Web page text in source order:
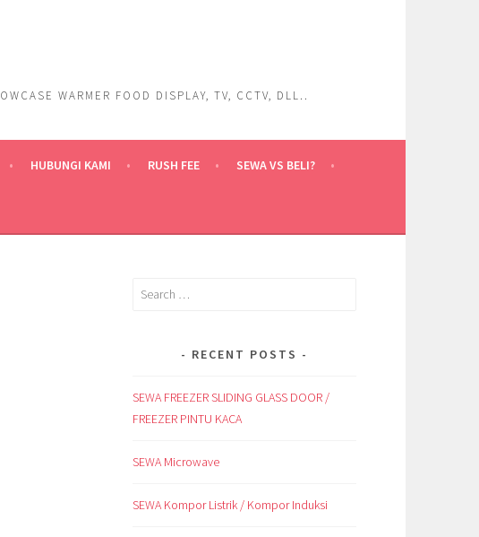
WARMER FOOD DISPLAY, TV, CCTV, DLL..
HUBUNGI KAMI RUSH FEE SEWA VS BELI?
Search
RECENT POSTS
SEWA FREEZER SLIDING GLASS DOOR /
FREEZER PINTU KACA
SEWA Microwave
SEWA Kompor Listrik / Kompor Induksi